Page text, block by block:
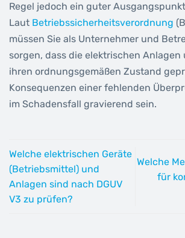
Regel jedoch ein guter
Laut Betriebssicherheitsverordnung
müssen Sie als Unternehmer und
sorgen, dass die elektrischen Anlagen
ihren ordnungsgemäßen Zustand
Konsequenzen einer fehlenden
im Schadensfall gravierend sein.
Welche elektrischen Geräte
(Betriebsmittel) und
Anlagen sind nach DGUV
V3 zu prüfen?
Welche
für